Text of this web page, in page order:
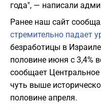
года", — написали
Ранее наш сайт
стремительно падает
безработицы в
половине июня с 3,4%
сообщает
чуть выше
половине апреля.